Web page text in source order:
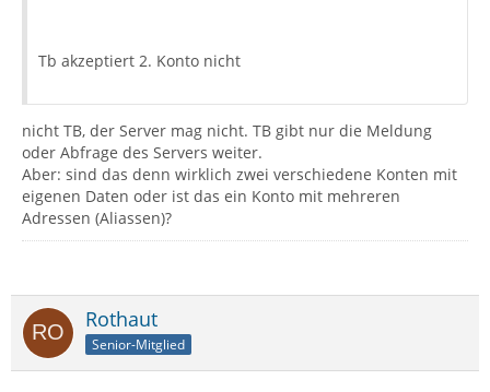
Tb akzeptiert 2. Konto nicht
nicht TB, der Server mag nicht. TB gibt nur die Meldung
oder Abfrage des Servers weiter.
Aber: sind das denn wirklich zwei verschiedene Konten mit
eigenen Daten oder ist das ein Konto mit mehreren
Adressen (Aliassen)?
Rothaut
Senior-Mitglied